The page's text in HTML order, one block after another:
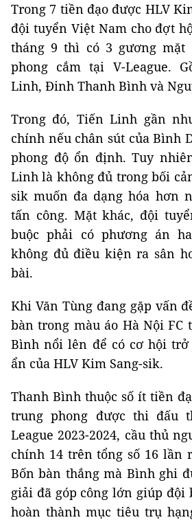
Trong 7 tiền đạo được HLV
đội tuyển Việt Nam cho đợt
tháng 9 thì có 3 gương mặt
phong cắm tại V-League.
Linh, Đinh Thanh Bình và
Trong đó, Tiến Linh gần
chính nếu chân sút của Bình
phong độ ổn định. Tuy
Linh là không đủ trong bối
sik muốn đa dạng hóa hơn
tấn công. Mặt khác, đội
buộc phải có phương án
không đủ điều kiện ra sân
bài.
Khi Văn Tùng đang gặp vấn
bàn trong màu áo Hà Nội FC
Bình nổi lên để có cơ hội
ẩn của HLV Kim Sang-sik.
Thanh Bình thuộc số ít tiền
trung phong được thi đấu
League 2023-2024, cầu thủ
chính 14 trên tổng số 16 lần
Bốn bàn thắng mà Bình ghi
giải đã góp công lớn giúp đội
hoàn thành mục tiêu trụ